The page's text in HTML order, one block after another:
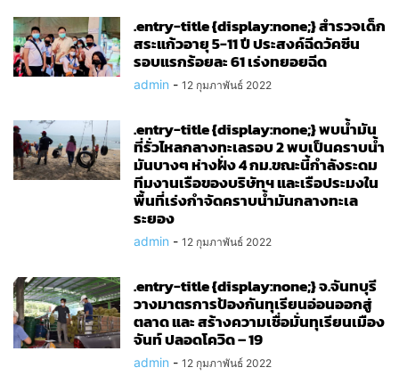
.entry-title {display:none;} สำรวจเด็ก
สระแก้วอายุ 5-11 ปี ประสงค์ฉีดวัคซีน
รอบแรกร้อยละ 61 เร่งทยอยฉีด
admin - 12 กุมภาพันธ์ 2022
.entry-title {display:none;} พบน้ำมัน
ที่รั่วไหลกลางทะเลรอบ 2 พบเป็นคราบน้ำ
มันบางๆ ห่างฝั่ง 4 กม.ขณะนี้กำลังระดม
ทีมงานเรือของบริษัทฯ และเรือประมงใน
พื้นที่เร่งกำจัดคราบน้ำมันกลางทะเล
ระยอง
admin - 12 กุมภาพันธ์ 2022
.entry-title {display:none;} จ.จันทบุรี
วางมาตรการป้องกันทุเรียนอ่อนออกสู่
ตลาด และ สร้างความเชื่อมั่นทุเรียนเมือง
จันท์ ปลอดโควิด – 19
admin - 12 กุมภาพันธ์ 2022